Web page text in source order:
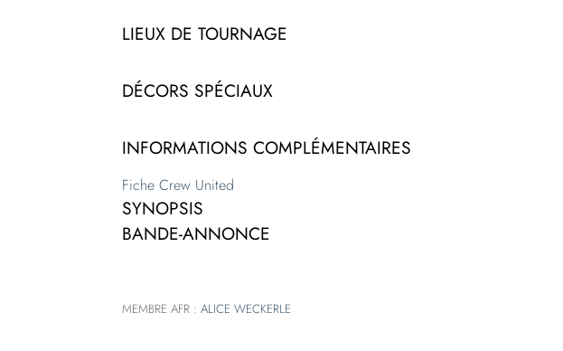
LIEUX DE TOURNAGE
DÉCORS SPÉCIAUX
INFORMATIONS COMPLÉMENTAIRES
Fiche Crew United
SYNOPSIS
BANDE-ANNONCE
MEMBRE AFR : ALICE WECKERLE